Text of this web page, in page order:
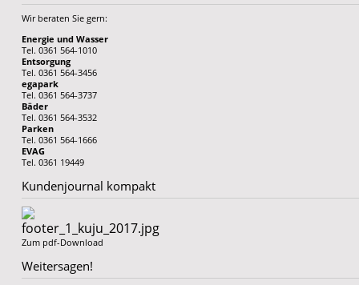
Wir beraten Sie gern:
Energie und Wasser
Tel. 0361 564-1010
Entsorgung
Tel. 0361 564-3456
egapark
Tel. 0361 564-3737
Bäder
Tel. 0361 564-3532
Parken
Tel. 0361 564-1666
EVAG
Tel. 0361 19449
Kundenjournal kompakt
Zum pdf-Download
Weitersagen!